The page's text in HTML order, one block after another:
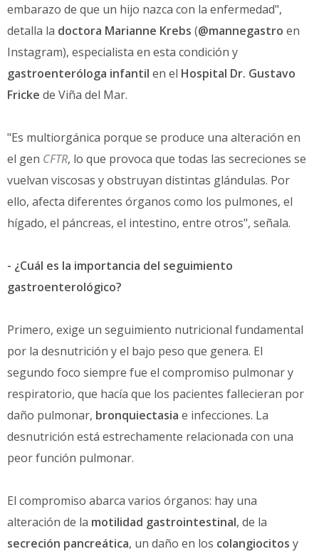
embarazo de que un hijo nazca con la enfermedad",
detalla la doctora Marianne Krebs (@mannegastro en
Instagram), especialista en esta condición y
gastroenteróloga infantil en el Hospital Dr. Gustavo
Fricke de Viña del Mar.
"Es multiorgánica porque se produce una alteración en
el gen CFTR, lo que provoca que todas las secreciones se
vuelvan viscosas y obstruyan distintas glándulas. Por
ello, afecta diferentes órganos como los pulmones, el
hígado, el páncreas, el intestino, entre otros", señala.
- ¿Cuál es la importancia del seguimiento
gastroenterológico?
Primero, exige un seguimiento nutricional fundamental
por la desnutrición y el bajo peso que genera. El
segundo foco siempre fue el compromiso pulmonar y
respiratorio, que hacía que los pacientes fallecieran por
daño pulmonar, bronquiectasia e infecciones. La
desnutrición está estrechamente relacionada con una
peor función pulmonar.
El compromiso abarca varios órganos: hay una
alteración de la motilidad gastrointestinal, de la
secreción pancreática, un daño en los colangiocitos y